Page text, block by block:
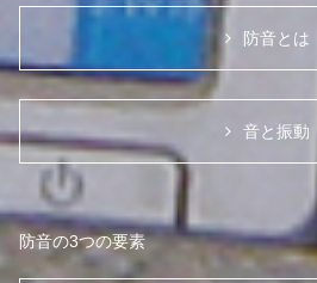
防音とは
音と振動
防音の3つの要素